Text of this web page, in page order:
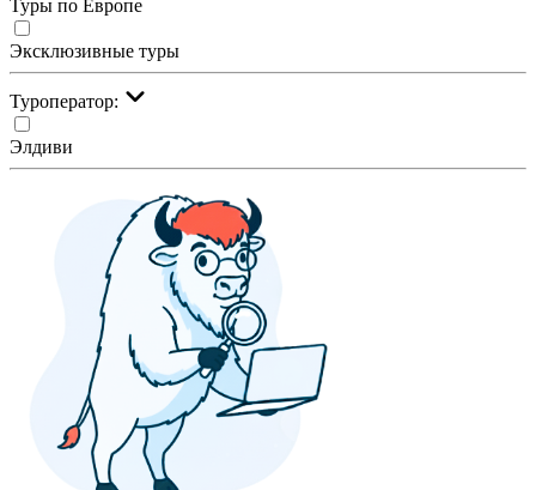
Туры по Европе
Эксклюзивные туры
Туроператор:
Элдиви